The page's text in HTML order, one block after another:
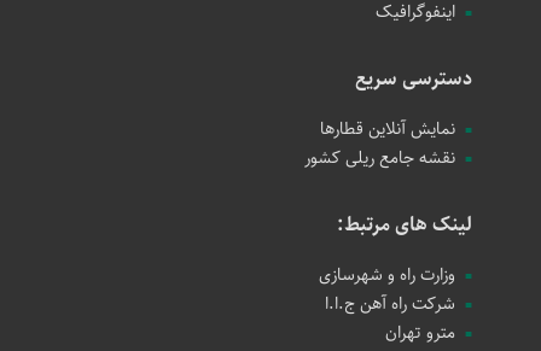
اینفوگرافیک
دسترسی سریع
نمایش آنلاین قطارها
نقشه جامع ریلی کشور
لینک های مرتبط:
وزارت راه و شهرسازی
شرکت راه آهن ج.ا.ا
مترو تهران